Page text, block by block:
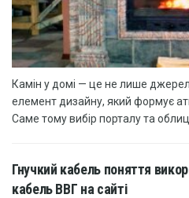
Камін у домі — це не лише
елемент дизайну, який формує
Саме тому вибір порталу та
Гнучкий кабель поняття
кабель ВВГ на сайті